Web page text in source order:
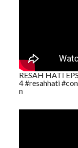
RESAH HATI EPS
4 #resahhati
n